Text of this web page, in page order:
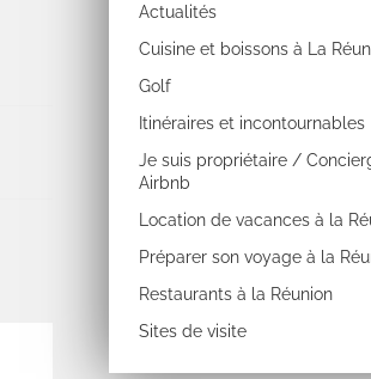
Actualités
Cuisine et boissons à La
Golf
Itinéraires et incontournables
Je suis propriétaire /
Airbnb
Location de vacances à la
Préparer son voyage à la
Restaurants à la Réunion
Sites de visite